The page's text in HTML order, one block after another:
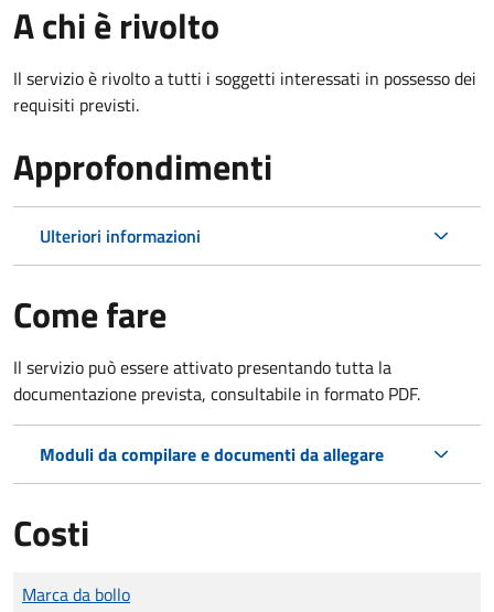
A chi è rivolto
Il servizio è rivolto a tutti i soggetti interessati in possesso dei
requisiti previsti.
Approfondimenti
Ulteriori informazioni
Come fare
Il servizio può essere attivato presentando tutta la
documentazione prevista, consultabile in formato PDF.
Moduli da compilare e documenti da allegare
Costi
Tipo di pagamento
Importo
Marca da bollo